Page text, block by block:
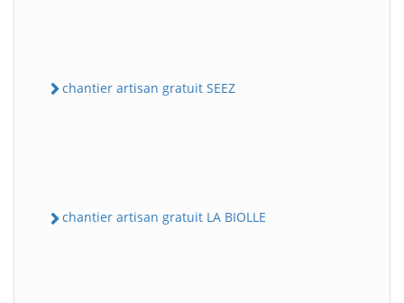
chantier artisan gratuit SEEZ
chantier artisan gratuit LA BIOLLE